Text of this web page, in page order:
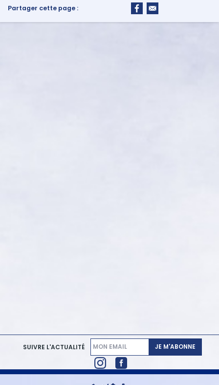
Partager cette page :
SUIVRE L'ACTUALITÉ JE M'ABONNE